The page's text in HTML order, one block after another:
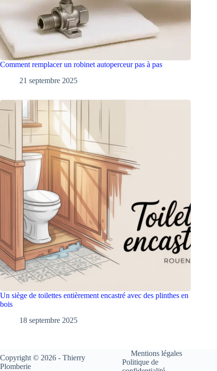
Comment remplacer un robinet autoperceur pas à pas
21 septembre 2025
Un siège de toilettes entièrement encastré avec des plinthes en
bois
18 septembre 2025
Copyright © 2026 - Thierry
Plomberie
Mentions légales
Politique de